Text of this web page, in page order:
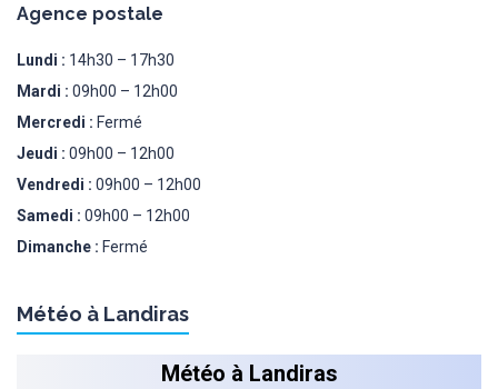
Agence postale
Lundi : 14h30 – 17h30
Mardi : 09h00 – 12h00
Mercredi : Fermé
Jeudi : 09h00 – 12h00
Vendredi : 09h00 – 12h00
Samedi : 09h00 – 12h00
Dimanche : Fermé
Météo à Landiras
Météo à Landiras